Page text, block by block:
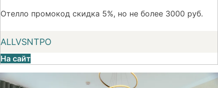
Отелло промокод скидка 5%, но не более 3000 руб.
ALLVSNTPO
На сайт